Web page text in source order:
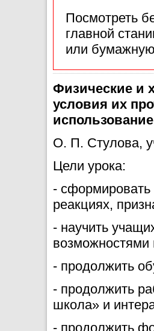
Посмотреть
главной
или
Физические и
условия их
О. П. Стулова,
Цели урока:
- сформировать
реакциях,
- научить
возможностями
- продолжить
- продолжить
школа» и
- продолжить